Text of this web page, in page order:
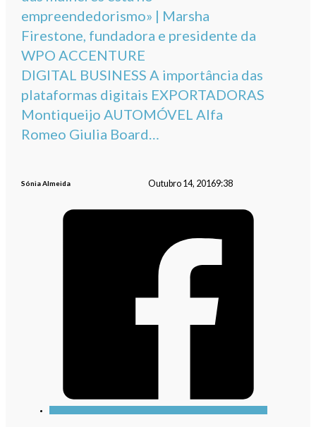
empreendedorismo» | Marsha
Firestone, fundadora e presidente da
WPO ACCENTURE
DIGITAL BUSINESS A importância das
plataformas digitais EXPORTADORAS
Montiqueijo AUTOMÓVEL Alfa
Romeo Giulia Board…
Sónia Almeida Outubro 14, 20169:38